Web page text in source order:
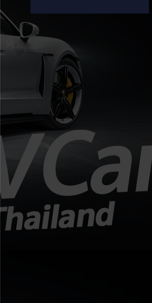
กำไรสุทธิแตะ 1.4 พันล้านเยน (ราว
293 ล้านบาท) เพิ่มขึ้น 100% จากช่วง
เดียวกันของปีก่อน แม้ยอดขายรถยนต์
ทั่วโลกจะลดลง 8% เหลือ 179,000
คัน ซึ่งผลงานที่เติบโตได้ดีเป็นผลมาจาก
การฟื้นตัวในตลาดอเมริกาเหนือ และการ
ควบคุมต้นทุนที่มีประสิทธิภาพ กำไรพุ่ง
สวนทางยอดขาย: แม้ยอดขายทั่วโลกจะ
ลดลงจาก 195,000 คัน เหลือ
179,000 คัน (ผลกระทบจาก
ตะวันออกกลางและตลาดอาเซียนชะลอ
ตัว)...